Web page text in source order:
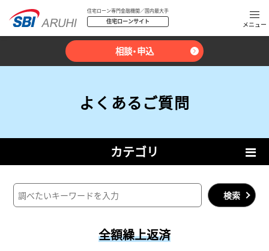
住宅ローン専門金融機関／国内最大手
住宅ローンサイト
相談・申込
よくあるご質問
カテゴリ
検索
全額繰上返済